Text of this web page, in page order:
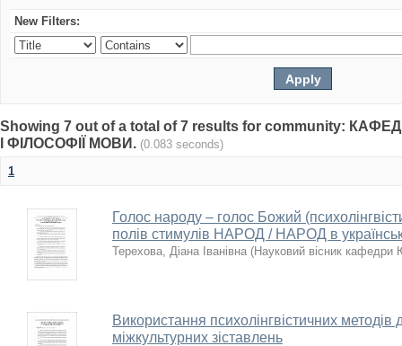
New Filters:
Showing 7 out of a total of 7 results for community:
І ФІЛОСОФІЇ МОВИ. (0.083 seconds)
1
Голос народу – голос Божий
полів стимулів НАРОД / НАРОД в
Терехова, Діана Іванівна (Науковий вісник
Використання психолінгвістичних
міжкультурних зіставлень